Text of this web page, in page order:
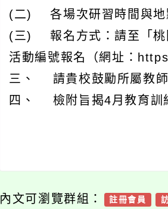
(二) 各場次研習時間與地
(三) 報名方式：請至「桃
活動編號報名（網址：
三、 請貴校鼓勵所屬教師
四、 檢附旨揭4月教育訓
內文可瀏覽群組： 註冊會員